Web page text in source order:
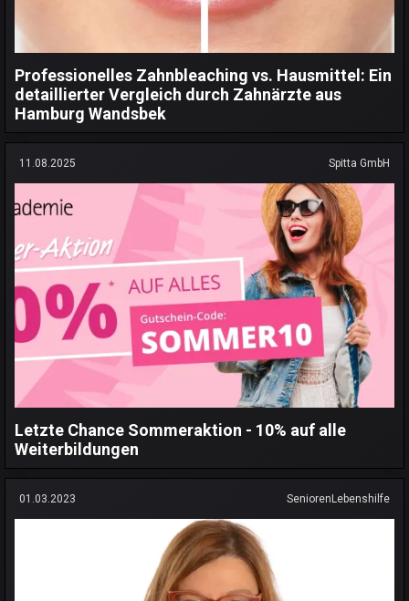
Professionelles Zahnbleaching vs. Hausmittel: Ein
detaillierter Vergleich durch Zahnärzte aus
Hamburg Wandsbek
11.08.2025 Spitta GmbH
Letzte Chance Sommeraktion - 10% auf alle
Weiterbildungen
01.03.2023 SeniorenLebenshilfe